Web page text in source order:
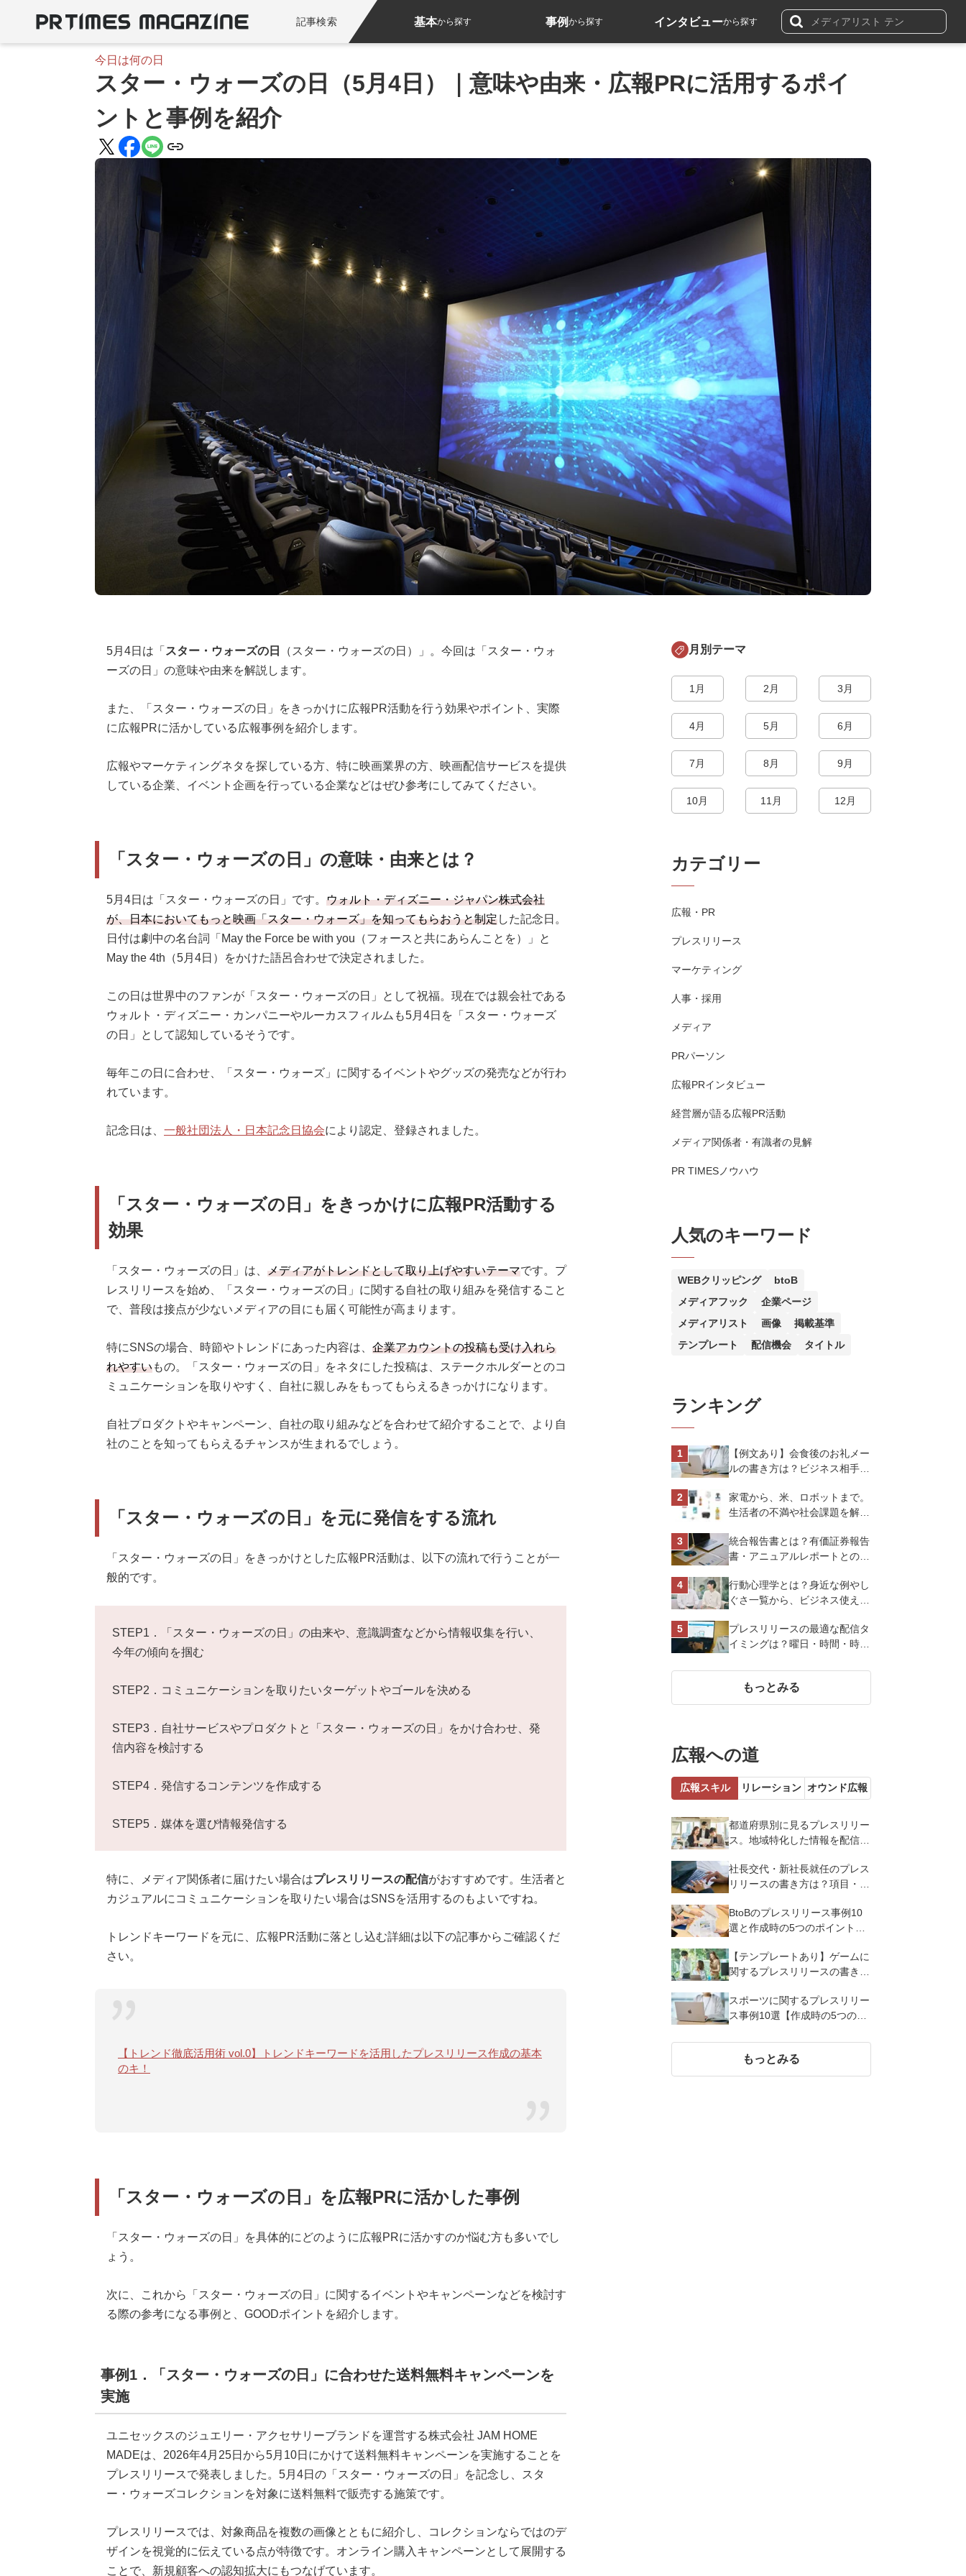
記事検索 基本から探す 事例から探す インタビューから探す
今日は何の日
スター・ウォーズの日（5月4日）｜意味や由来・広報PRに活用するポイ
ントと事例を紹介
5月4日は「 スター・ウォーズの日
（スター・ウォーズの日）」。今回は「スター・ウォ
ーズの日」の意味や由来を解説します。
また、「スター・ウォーズの日」をきっかけに広報PR活動を行う効果やポイント、実際
に広報PRに活かしている広報事例を紹介します。
広報やマーケティングネタを探している方、特に映画業界の方、映画配信サービスを提供
している企業、イベント企画を行っている企業などはぜひ参考にしてみてください。
「スター・ウォーズの日」の意味・由来とは？
5月4日は「スター・ウォーズの日」です。 ウォルト・ディズニー・ジャパン株式会社
が、日本においてもっと映画「スター・ウォーズ」を知ってもらおうと制定した記念日。
日付は劇中の名台詞「May the Force be with you（フォースと共にあらんことを）」と
May the 4th（5月4日）をかけた語呂合わせで決定されました。
この日は世界中のファンが「スター・ウォーズの日」として祝福。現在では親会社である
ウォルト・ディズニー・カンパニーやルーカスフィルムも5月4日を「スター・ウォーズ
の日」として認知しているそうです。
毎年この日に合わせ、「スター・ウォーズ」に関するイベントやグッズの発売などが行わ
れています。
記念日は、 一般社団法人・日本記念日協会により認定、登録されました。
「スター・ウォーズの日」をきっかけに広報PR活動する
効果
「スター・ウォーズの日」は、 メディアがトレンドとして取り上げやすいテーマです。プ
レスリリースを始め、「スター・ウォーズの日」に関する自社の取り組みを発信すること
で、普段は接点が少ないメディアの目にも届く可能性が高まります。
特にSNSの場合、時節やトレンドにあった内容は、 企業アカウントの投稿も受け入れら
れやすいもの。「スター・ウォーズの日」をネタにした投稿は、ステークホルダーとのコ
ミュニケーションを取りやすく、自社に親しみをもってもらえるきっかけになります。
自社プロダクトやキャンペーン、自社の取り組みなどを合わせて紹介することで、より自
社のことを知ってもらえるチャンスが生まれるでしょう。
「スター・ウォーズの日」を元に発信をする流れ
「スター・ウォーズの日」をきっかけとした広報PR活動は、以下の流れで行うことが一
般的です。
STEP1．「スター・ウォーズの日」の由来や、意識調査などから情報収集を行い、
今年の傾向を掴む
STEP2．コミュニケーションを取りたいターゲットやゴールを決める
STEP3．自社サービスやプロダクトと「スター・ウォーズの日」をかけ合わせ、発
信内容を検討する
STEP4．発信するコンテンツを作成する
STEP5．媒体を選び情報発信する
特に、メディア関係者に届けたい場合はプレスリリースの配信がおすすめです。生活者と
カジュアルにコミュニケーションを取りたい場合はSNSを活用するのもよいですね。
トレンドキーワードを元に、広報PR活動に落とし込む詳細は以下の記事からご確認くだ
さい。
【トレンド徹底活用術 vol.0】トレンドキーワードを活用したプレスリリース作成の基本
のキ！
「スター・ウォーズの日」を広報PRに活かした事例
「スター・ウォーズの日」を具体的にどのように広報PRに活かすのか悩む方も多いでし
ょう。
次に、これから「スター・ウォーズの日」に関するイベントやキャンペーンなどを検討す
る際の参考になる事例と、GOODポイントを紹介します。
事例1．「スター・ウォーズの日」に合わせた送料無料キャンペーンを
実施
ユニセックスのジュエリー・アクセサリーブランドを運営する株式会社 JAM HOME
MADEは、2026年4月25日から5月10日にかけて送料無料キャンペーンを実施することを
プレスリリースで発表しました。5月4日の「スター・ウォーズの日」を記念し、スタ
ー・ウォーズコレクションを対象に送料無料で販売する施策です。
プレスリリースでは、対象商品を複数の画像とともに紹介し、コレクションならではのデ
ザインを視覚的に伝えている点が特徴です。オンライン購入キャンペーンとして展開する
ことで、新規顧客への認知拡大にもつなげています。
月別テーマ
1月 2月 3月
4月 5月 6月
7月 8月 9月
10月 11月 12月
カテゴリー
広報・PR
プレスリリース
マーケティング
人事・採用
メディア
PRパーソン
広報PRインタビュー
経営層が語る広報PR活動
メディア関係者・有識者の見解
PR TIMESノウハウ
人気のキーワード
WEBクリッピング
btoB
メディアフック
企業ページ
メディアリスト
画像
掲載基準
テンプレート
配信機会 タイトル
ランキング
【例文あり】会食後のお礼メー
ルの書き方は？ビジネス相手に
トを解説
家電から、米、ロボットまで。
生活者の不満や社会課題を解決
スオーヤマ株式会社
統合報告書とは？有価証券報告
書・アニュアルレポートとの違
行動心理学とは？身近な例やし
ぐさ一覧から、ビジネス使える
プレスリリースの最適な配信タ
イミングは？曜日・時間・時期
化させよう
もっとみる
広報への道
広報スキル リレーション オウンド広報
都道府県別に見るプレスリリー
ス。地域特化した情報を配信す
社長交代・新社長就任のプレス
リリースの書き方は？項目・ポ
BtoBのプレスリリース事例10
選と作成時の5つのポイントを
【テンプレートあり】ゲームに
関するプレスリリースの書き方
スポーツに関するプレスリリー
ス事例10選【作成時の5つのポ
もっとみる